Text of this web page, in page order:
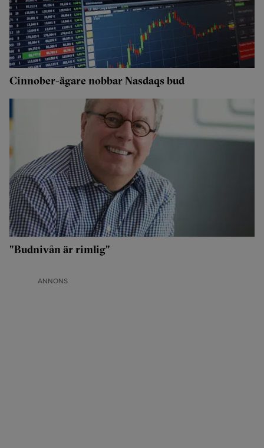
Cinnober-ägare nobbar Nasdaqs bud
"Budnivån är rimlig"
ANNONS